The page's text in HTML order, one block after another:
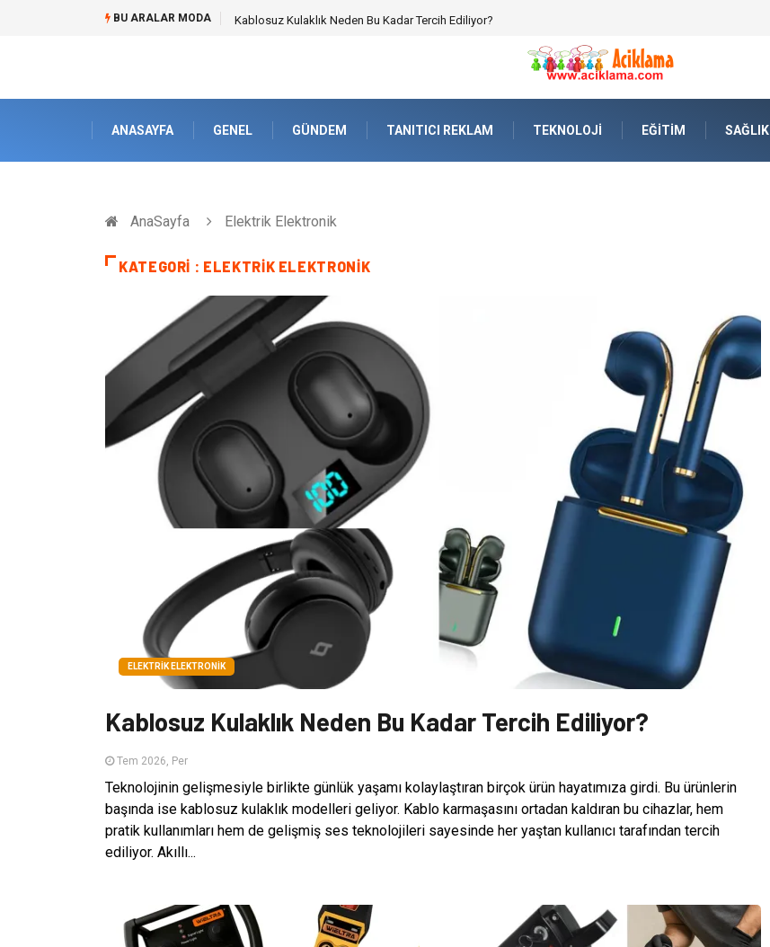
BU ARALAR MODA Boşanma Avukatı ile Duygusal Kırılmalar ve Hukuki Dengeler
ANASAYFA GENEL GÜNDEM TANITICI REKLAM TEKNOLOJI EĞITIM SAĞLIK
AnaSayfa Elektrik Elektronik
KATEGORI : ELEKTRIK ELEKTRONIK
ELEKTRIK ELEKTRONIK
Kablosuz Kulaklık Neden Bu Kadar Tercih Ediliyor?
Tem 2026, Per
Teknolojinin gelişmesiyle birlikte günlük yaşamı kolaylaştıran birçok ürün hayatımıza girdi. Bu ürünlerin
başında ise kablosuz kulaklık modelleri geliyor. Kablo karmaşasını ortadan kaldıran bu cihazlar, hem
pratik kullanımları hem de gelişmiş ses teknolojileri sayesinde her yaştan kullanıcı tarafından tercih
ediliyor. Akıllı...